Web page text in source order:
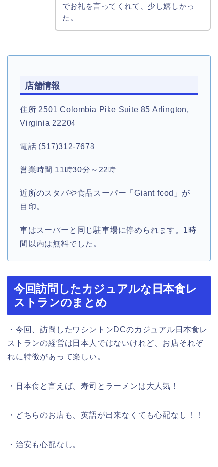
でお礼を言ってくれて、少し嬉しかっ
た。
店舗情報
住所 2501 Colombia Pike Suite 85 Arlington,
Virginia 22204
電話 (517)312-7678
営業時間 11時30分～22時
近所のスタバや食品スーパー「Giant food」が
目印。
車はスーパーと同じ駐車場に停められます。1時
間以内は無料でした。
今回訪問したカジュアルな日本食レ
ストランのまとめ
・今回、訪問したワシントンDCのカジュアル日本食レ
ストランの経営は日本人ではないけれど、お店それぞ
れに特徴があって楽しい。
・日本食と言えば、寿司とラーメンは大人気！
・どちらのお店も、英語が出来なくても心配なし！！
・治安も心配なし。